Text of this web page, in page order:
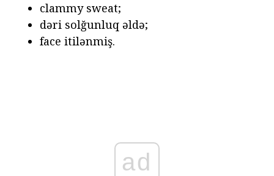
clammy sweat;
dəri solğunluq əldə;
face itilənmiş.
ad